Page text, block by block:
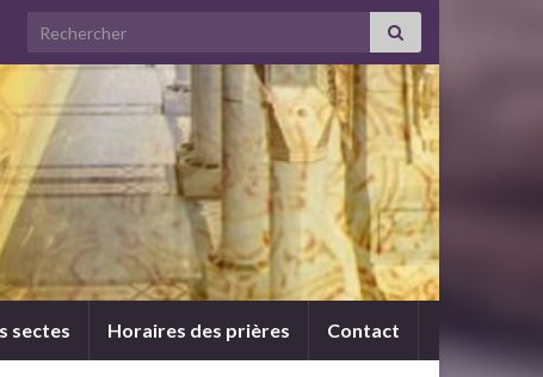
Search for:
sectes Horaires des prières Contact